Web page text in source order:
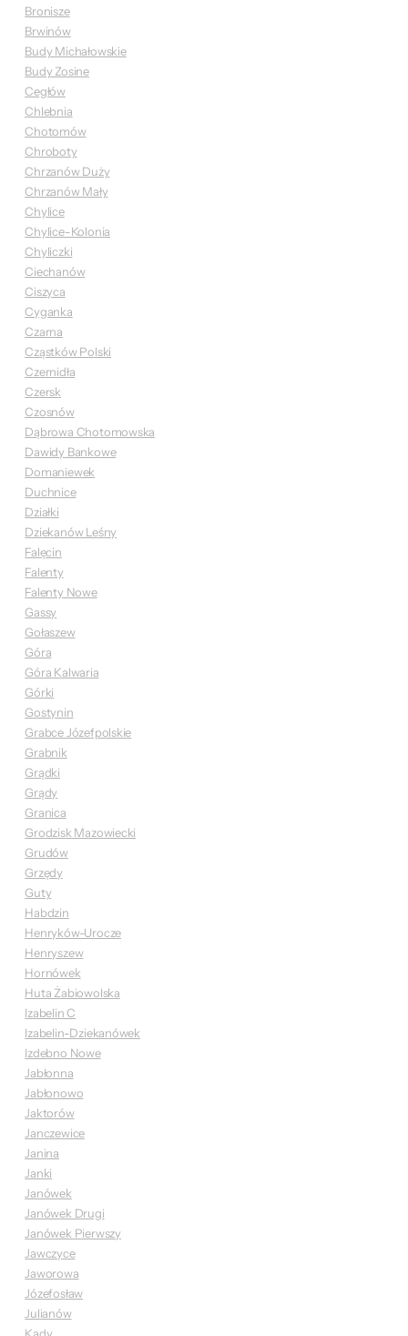
Bronisze
Brwinów
Budy Michałowskie
Budy Zosine
Cegłów
Chlebnia
Chotomów
Chroboty
Chrzanów Duży
Chrzanów Mały
Chylice
Chylice-Kolonia
Chyliczki
Ciechanów
Ciszyca
Cyganka
Czarna
Cząstków Polski
Czernidła
Czersk
Czosnów
Dąbrowa Chotomowska
Dawidy Bankowe
Domaniewek
Duchnice
Działki
Dziekanów Leśny
Falęcin
Falenty
Falenty Nowe
Gassy
Gołaszew
Góra
Góra Kalwaria
Górki
Gostynin
Grabce Józefpolskie
Grabnik
Grądki
Grądy
Granica
Grodzisk Mazowiecki
Grudów
Grzędy
Guty
Habdzin
Henryków-Urocze
Henryszew
Hornówek
Huta Żabiowolska
Izabelin C
Izabelin-Dziekanówek
Izdebno Nowe
Jabłonna
Jabłonowo
Jaktorów
Janczewice
Janina
Janki
Janówek
Janówek Drugi
Janówek Pierwszy
Jawczyce
Jaworowa
Józefosław
Julianów